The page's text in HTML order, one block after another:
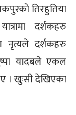
तिरहुतिया
दर्शकहरु
नृत्यले दर्शकहरु
यादबले एकल
। खुःसी देखिएका